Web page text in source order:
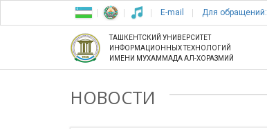
E-mail Для обращений:
ТАШКЕНТСКИЙ УНИВЕРСИТЕТ
ИНФОРМАЦИОННЫХ ТЕХНОЛОГИЙ
ИМЕНИ МУХАММАДА АЛ-ХОРАЗМИЙ
НОВОСТИ